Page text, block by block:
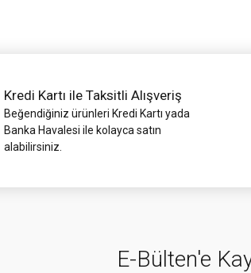
Kredi Kartı ile Taksitli Alışveriş
Beğendiğiniz ürünleri Kredi Kartı yada
Banka Havalesi ile kolayca satın
alabilirsiniz.
E-Bülten'e